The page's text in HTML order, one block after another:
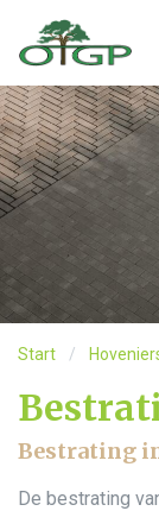
Start
Bestrating
De bestrating